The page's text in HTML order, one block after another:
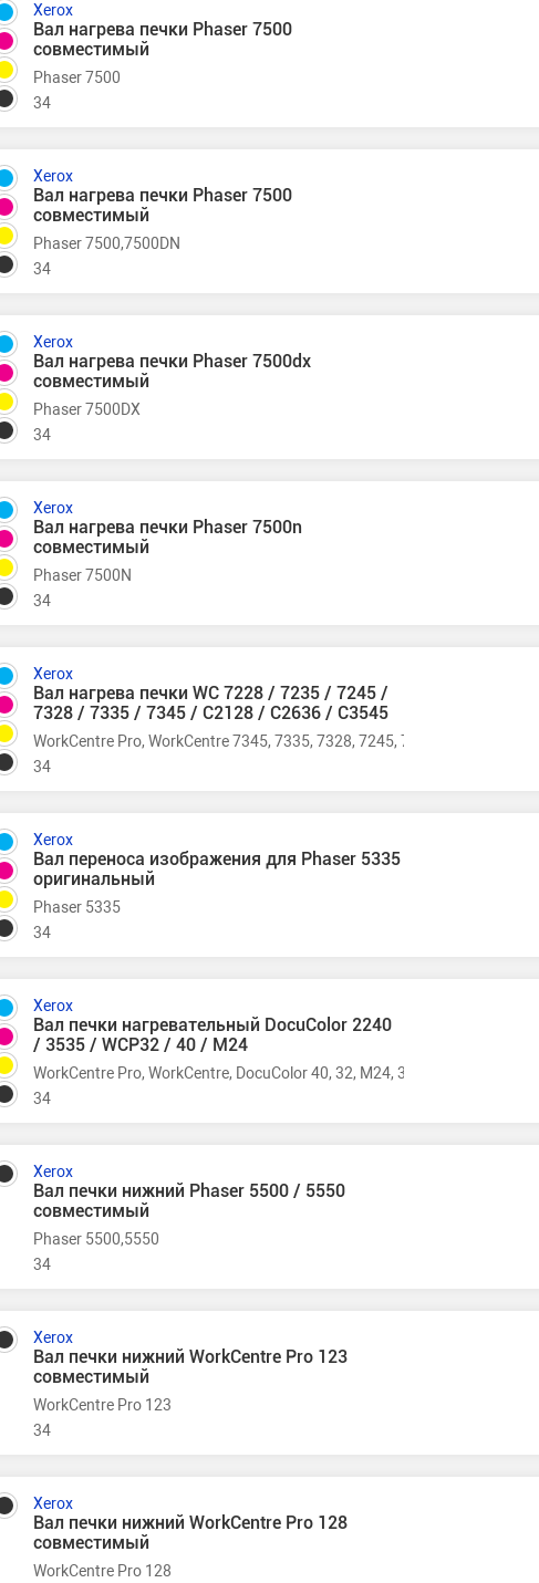
Xerox
Вал нагрева печки Phaser 7500
совместимый
Phaser 7500
34
Xerox
Вал нагрева печки Phaser 7500
совместимый
Phaser 7500,7500DN
34
Xerox
Вал нагрева печки Phaser 7500dx
совместимый
Phaser 7500DX
34
Xerox
Вал нагрева печки Phaser 7500n
совместимый
Phaser 7500N
34
Xerox
Вал нагрева печки WC 7228 / 7235 / 7245 /
7328 / 7335 / 7345 / C2128 / C2636 / C3545
WorkCentre Pro, WorkCentre 7345, 7335, 7328, 7245, 7235, 7228, C3545,
34
Xerox
Вал переноса изображения для Phaser 5335
оригинальный
Phaser 5335
34
Xerox
Вал печки нагревательный DocuColor 2240
/ 3535 / WCP32 / 40 / M24
WorkCentre Pro, WorkCentre, DocuColor 40, 32, M24, 3535, 2240
34
Xerox
Вал печки нижний Phaser 5500 / 5550
совместимый
Phaser 5500,5550
34
Xerox
Вал печки нижний WorkCentre Pro 123
совместимый
WorkCentre Pro 123
34
Xerox
Вал печки нижний WorkCentre Pro 128
совместимый
WorkCentre Pro 128